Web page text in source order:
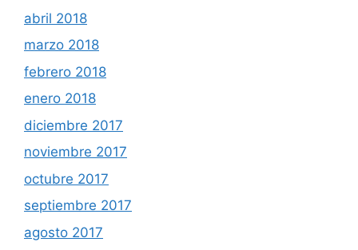
abril 2018
marzo 2018
febrero 2018
enero 2018
diciembre 2017
noviembre 2017
octubre 2017
septiembre 2017
agosto 2017